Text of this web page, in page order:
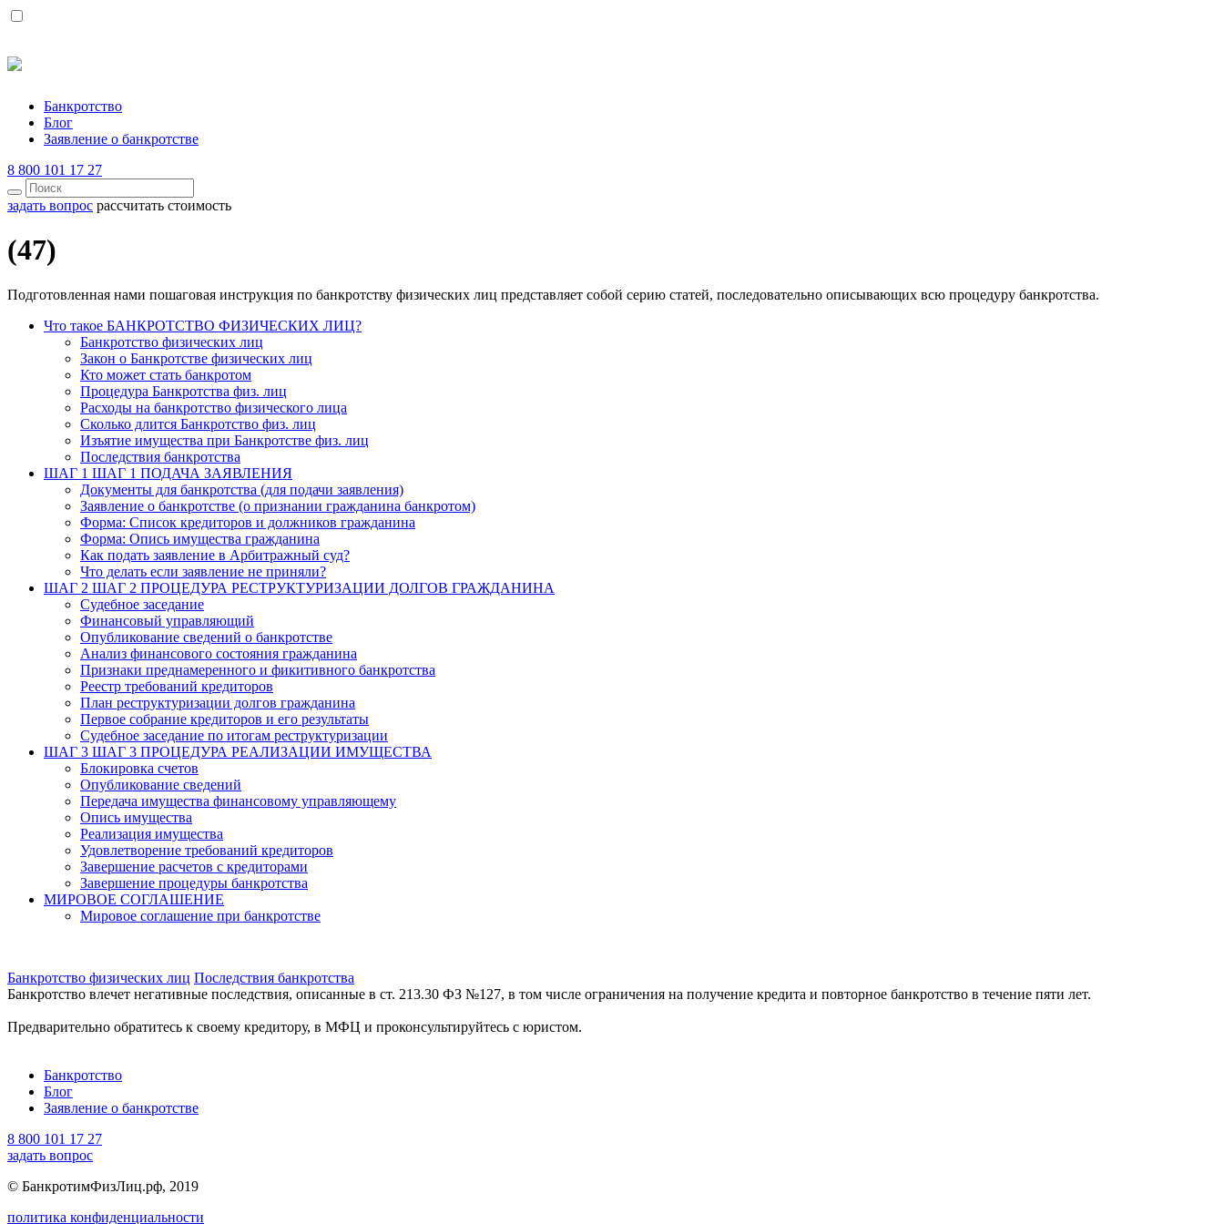
Банкротство
Блог
Заявление о банкротстве
8 800 101 17 27
задать вопрос рассчитать стоимость
(47)
Подготовленная нами пошаговая инструкция по банкротству физических лиц представляет собой серию статей, последовательно описывающих всю процедуру банкротства.
Что такое БАНКРОТСТВО ФИЗИЧЕСКИХ ЛИЦ?
Банкротство физических лиц
Закон о Банкротстве физических лиц
Кто может стать банкротом
Процедура Банкротства физ. лиц
Расходы на банкротство физического лица
Сколько длится Банкротство физ. лиц
Изъятие имущества при Банкротстве физ. лиц
Последствия банкротства
ШАГ 1 ШАГ 1 ПОДАЧА ЗАЯВЛЕНИЯ
Документы для банкротства (для подачи заявления)
Заявление о банкротстве (о признании гражданина банкротом)
Форма: Список кредиторов и должников гражданина
Форма: Опись имущества гражданина
Как подать заявление в Арбитражный суд?
Что делать если заявление не приняли?
ШАГ 2 ШАГ 2 ПРОЦЕДУРА РЕСТРУКТУРИЗАЦИИ ДОЛГОВ ГРАЖДАНИНА
Судебное заседание
Финансовый управляющий
Опубликование сведений о банкротстве
Анализ финансового состояния гражданина
Признаки преднамеренного и фикитивного банкротства
Реестр требований кредиторов
План реструктуризации долгов гражданина
Первое собрание кредиторов и его результаты
Судебное заседание по итогам реструктуризации
ШАГ 3 ШАГ 3 ПРОЦЕДУРА РЕАЛИЗАЦИИ ИМУЩЕСТВА
Блокировка счетов
Опубликование сведений
Передача имущества финансовому управляющему
Опись имущества
Реализация имущества
Удовлетворение требований кредиторов
Завершение расчетов с кредиторами
Завершение процедуры банкротства
МИРОВОЕ СОГЛАШЕНИЕ
Мировое соглашение при банкротстве
Банкротство физических лиц Последствия банкротства
Банкротство влечет негативные последствия, описанные в ст. 213.30 ФЗ №127, в том числе ограничения на получение кредита и повторное банкротство в течение пяти лет.
Предварительно обратитесь к своему кредитору, в МФЦ и проконсультируйтесь с юристом.
Банкротство
Блог
Заявление о банкротстве
8 800 101 17 27
задать вопрос
© БанкротимФизЛиц.рф, 2019
политика конфиденциальности